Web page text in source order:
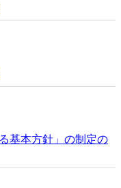
基本方針」の制定の